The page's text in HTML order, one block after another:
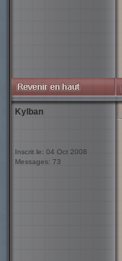
Kylban
Inscrit le: 04 Oct 2008
Messages: 73